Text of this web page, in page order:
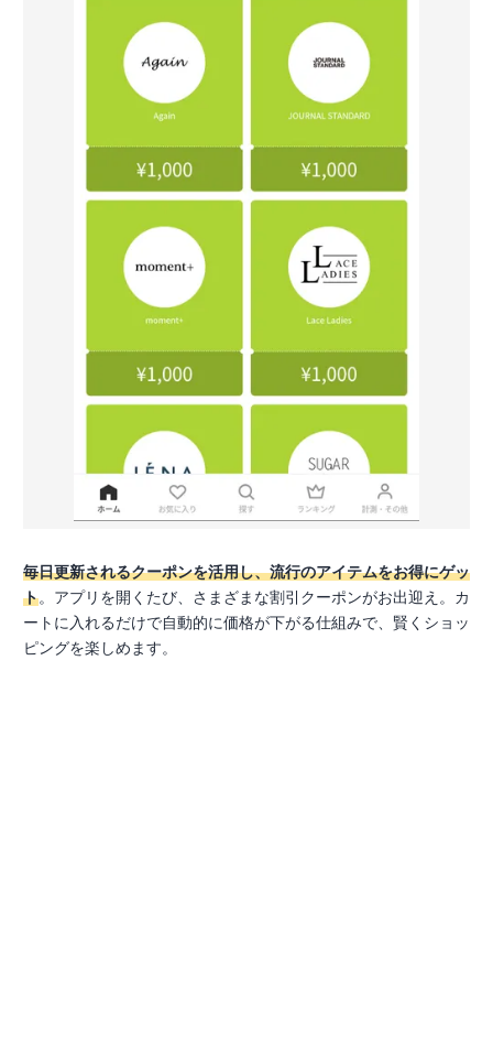
毎日更新されるクーポンを活用し、流行のアイテムをお得にゲッ
ト。アプリを開くたび、さまざまな割引クーポンがお出迎え。カ
ートに入れるだけで自動的に価格が下がる仕組みで、賢くショッ
ピングを楽しめます。